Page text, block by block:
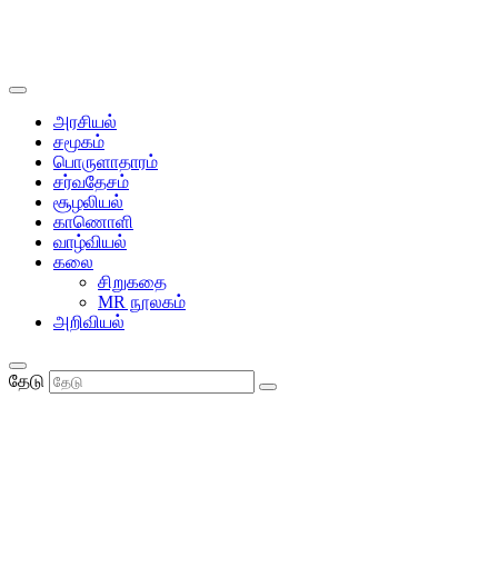
அரசியல்
சமூகம்
பொருளாதாரம்
சர்வதேசம்
சூழலியல்
காணொளி
வாழ்வியல்
கலை
சிறுகதை
MR நூலகம்
அறிவியல்
தேடு